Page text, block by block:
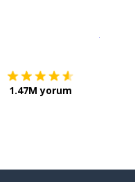
1.47M yorum